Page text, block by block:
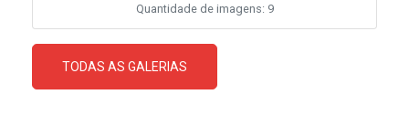
Quantidade de imagens: 9
TODAS AS GALERIAS